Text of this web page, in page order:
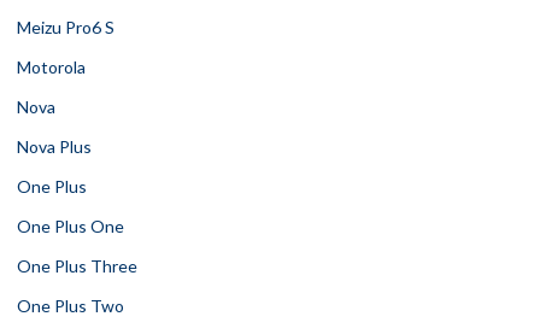
Meizu Pro6 S
Motorola
Nova
Nova Plus
One Plus
One Plus One
One Plus Three
One Plus Two